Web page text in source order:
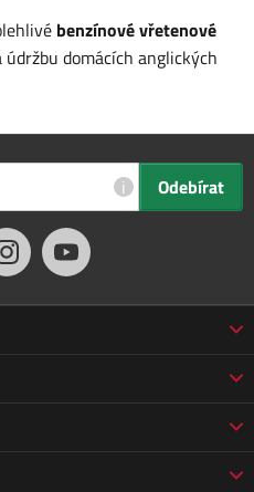
benzínové vřetenové
údržbu domácích anglických
i Odebírat